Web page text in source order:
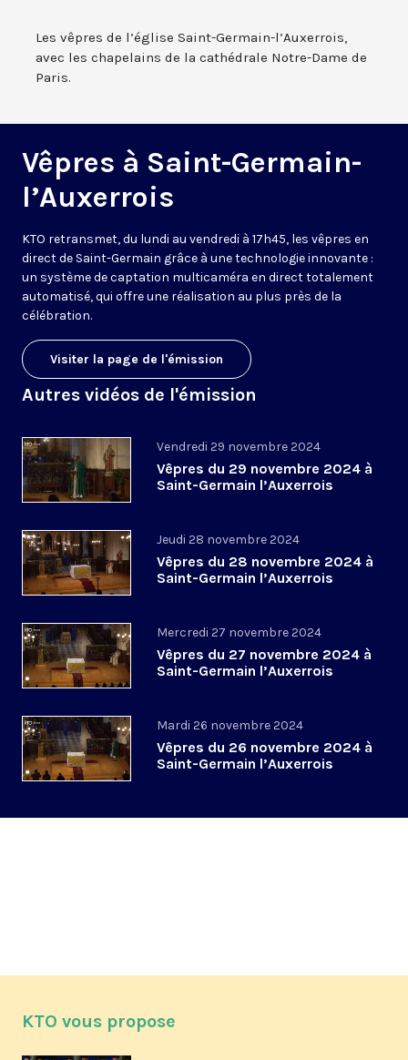
Les vêpres de l’église Saint-Germain-l’Auxerrois,
avec les chapelains de la cathédrale Notre-Dame de
Paris.
Vêpres à Saint-Germain-
l’Auxerrois
KTO retransmet, du lundi au vendredi à 17h45, les vêpres en
direct de Saint-Germain grâce à une technologie innovante :
un système de captation multicaméra en direct totalement
automatisé, qui offre une réalisation au plus près de la
célébration.
Visiter la page de l'émission
Autres vidéos de l'émission
Vendredi 29 novembre 2024
Vêpres du 29 novembre 2024 à
Saint-Germain l’Auxerrois
Jeudi 28 novembre 2024
Vêpres du 28 novembre 2024 à
Saint-Germain l’Auxerrois
Mercredi 27 novembre 2024
Vêpres du 27 novembre 2024 à
Saint-Germain l’Auxerrois
Mardi 26 novembre 2024
Vêpres du 26 novembre 2024 à
Saint-Germain l’Auxerrois
KTO vous propose